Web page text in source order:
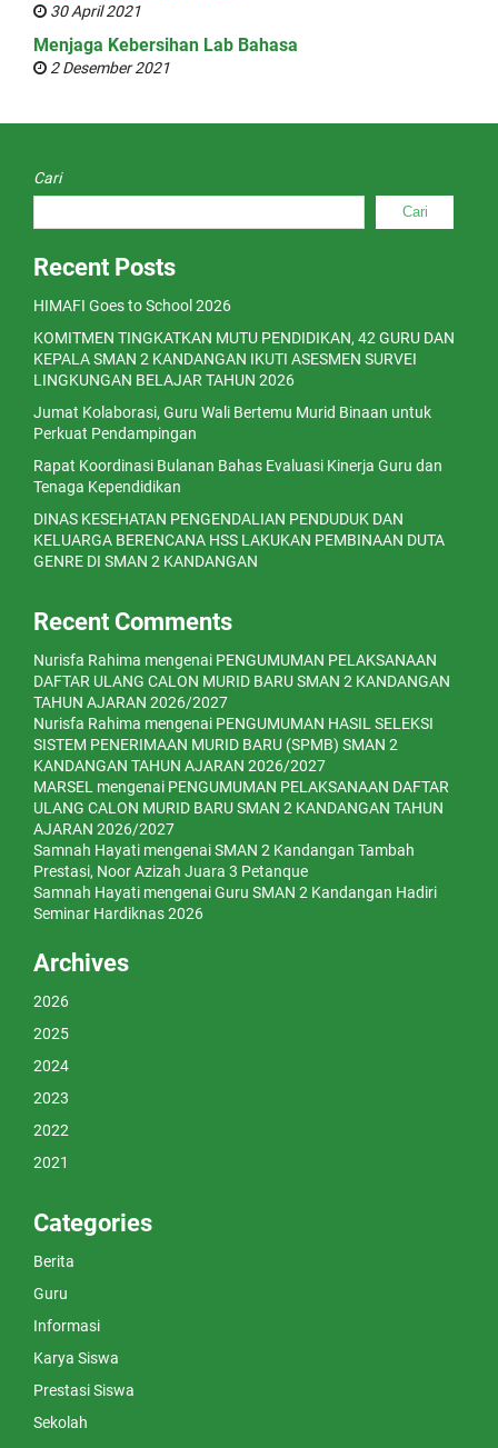
30 April 2021
Menjaga Kebersihan Lab Bahasa
2 Desember 2021
Cari
Cari
Recent Posts
HIMAFI Goes to School 2026
KOMITMEN TINGKATKAN MUTU PENDIDIKAN, 42 GURU DAN
KEPALA SMAN 2 KANDANGAN IKUTI ASESMEN SURVEI
LINGKUNGAN BELAJAR TAHUN 2026
Jumat Kolaborasi, Guru Wali Bertemu Murid Binaan untuk
Perkuat Pendampingan
Rapat Koordinasi Bulanan Bahas Evaluasi Kinerja Guru dan
Tenaga Kependidikan
DINAS KESEHATAN PENGENDALIAN PENDUDUK DAN
KELUARGA BERENCANA HSS LAKUKAN PEMBINAAN DUTA
GENRE DI SMAN 2 KANDANGAN
Recent Comments
Nurisfa Rahima mengenai PENGUMUMAN PELAKSANAAN
DAFTAR ULANG CALON MURID BARU SMAN 2 KANDANGAN
TAHUN AJARAN 2026/2027
Nurisfa Rahima mengenai PENGUMUMAN HASIL SELEKSI
SISTEM PENERIMAAN MURID BARU (SPMB) SMAN 2
KANDANGAN TAHUN AJARAN 2026/2027
MARSEL mengenai PENGUMUMAN PELAKSANAAN DAFTAR
ULANG CALON MURID BARU SMAN 2 KANDANGAN TAHUN
AJARAN 2026/2027
Samnah Hayati mengenaiSMAN 2 Kandangan Tambah
Prestasi, Noor Azizah Juara 3 Petanque
Samnah Hayati mengenaiGuru SMAN 2 Kandangan Hadiri
Seminar Hardiknas 2026
Archives
2026
2025
2024
2023
2022
2021
Categories
Berita
Guru
Informasi
Karya Siswa
Prestasi Siswa
Sekolah